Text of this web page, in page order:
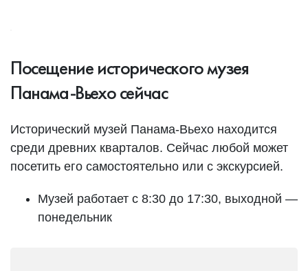
Посещение исторического музея
Панама-Вьехо сейчас
Исторический музей Панама-Вьехо находится
среди древних кварталов. Сейчас любой может
посетить его самостоятельно или с экскурсией.
Музей работает с 8:30 до 17:30, выходной —
понедельник